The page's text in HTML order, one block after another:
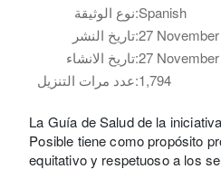
نوع الوثيقة:Spanish
تاريخ النشر:
تاريخ الانشاء:
عدد مرات التنزيل:1,794
La Guía de Salud de la
Posible tiene como propósito
equitativo y respetuoso a los